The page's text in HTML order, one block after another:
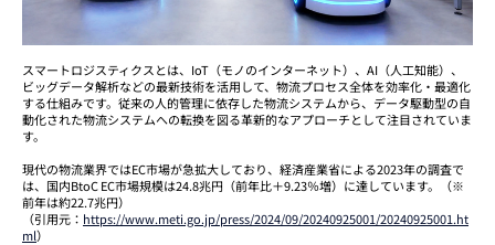
スマートロジスティクスとは、IoT（モノのインターネット）、AI（人工知能）、
ビッグデータ解析などの最新技術を活用して、物流プロセス全体を効率化・最適化
する仕組みです。従来の人的管理に依存した物流システムから、データ駆動型の自
動化された物流システムへの転換を図る革新的なアプローチとして注目されていま
す。
現代の物流業界ではEC市場が急拡大しており、経済産業省による2023年の調査で
は、国内BtoC EC市場規模は24.8兆円（前年比＋9.23％増）に達しています。（※
前年は約22.7兆円）
（引用元： https://www.meti.go.jp/press/2024/09/20240925001/20240925001.ht
ml）